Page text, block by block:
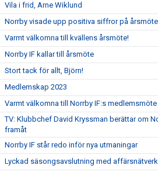
Vila i frid, Arne Wiklund
Norrby visade upp positiva siffror på
Varmt välkomna till kvällens årsmöte!
Norrby IF kallar till årsmöte
Stort tack för allt, Björn!
Medlemskap 2023
Varmt välkomna till Norrby IF:s medlemsmöte
TV: Klubbchef David Kryssman berättar om
framåt
Norrby IF står redo inför nya utmaningar
Lyckad säsongsavslutning med